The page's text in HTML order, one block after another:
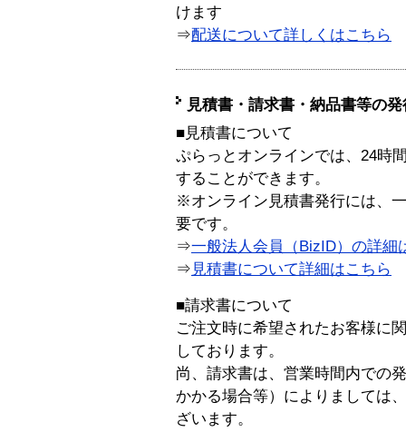
けます
⇒配送について詳しくはこちら
見積書・請求書・納品書等の
■見積書について
ぷらっとオンラインでは、24時
することができます。
※オンライン見積書発行には、
要です。
⇒一般法人会員（BizID）の詳細
⇒ 見積書について詳細はこちら
■請求書について
ご注文時に希望されたお客様に
しております。
尚、請求書は、営業時間内での
かかる場合等）によりましては
ざいます。